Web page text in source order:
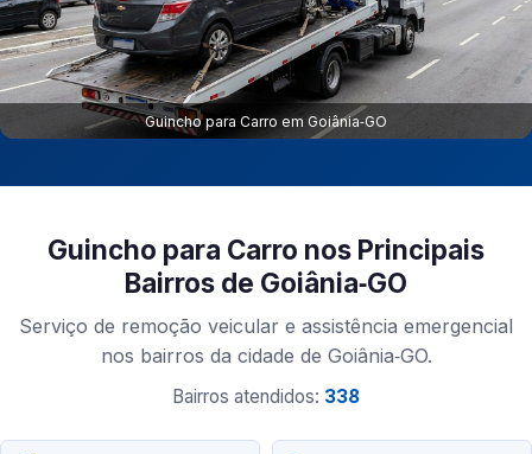
Guincho para Carro em Goiânia‑GO
Guincho para Carro nos Principais
Bairros de Goiânia‑GO
Serviço de remoção veicular e assistência emergencial
nos bairros da cidade de Goiânia‑GO.
Bairros atendidos: 338